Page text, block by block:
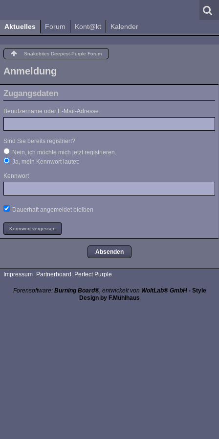
Aktuelles Forum Kont@kt Kalender
Snakebites Deepest-Purple Forum
Anmeldung
Zugangsdaten
Benutzername oder E-Mail-Adresse
Sind Sie bereits registriert?
Nein, ich möchte mich jetzt registrieren.
Ja, mein Kennwort lautet:
Kennwort
Dauerhaft angemeldet bleiben
Kennwort vergessen
Impressum Partnerboard: Perfect Purple
Forensoftware: Burning Board®, entwickelt von WoltLab® GmbH